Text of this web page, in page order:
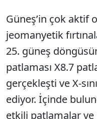
Güneş’in çok aktif
jeomanyetik
25. güneş
patlaması X8.7
gerçekleşti ve X-
ediyor. İçinde
etkili patlamalar ve